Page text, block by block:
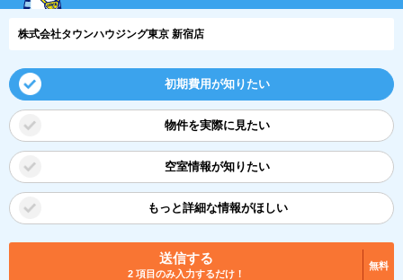
株式会社タウンハウジング東京 新宿店
初期費用が知りたい
物件を実際に見たい
空室情報が知りたい
もっと詳細な情報がほしい
送信する
2 項目のみ入力するだけ！
無料